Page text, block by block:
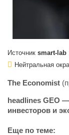
Источник smart-lab
Нейтральная
The Economist
headlines GEO
инвесторов и
Еще по теме: